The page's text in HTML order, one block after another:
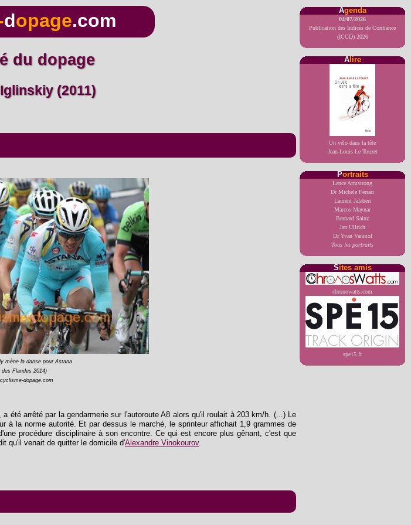
Agenda
04/07/2026
Publication des Indices de Confiance
(ICCD) 2026
Alire
Un vélo dans la tête
Jean-Louis Le Touzet
Portraits
Lance Armstrong
Dr Michele Ferrari
Laurent Jalabert
Marcos Maynar
Bernard Sainz
Jan Ullrich
Dr Yvan Vanmol
Tous les portraits
Sites amis
chronowatts.com
spe15.fr
dopage.com
du dopage
Iglinskiy (2011)
mène la danse pour Astana
des Flandes 2014)
dopage.com
été arrêté par la gendarmerie sur l'autoroute A8 alors qu'il roulait à 203 km/h. (...) Le
à la norme autorité. Et par dessus le marché, le sprinteur affichait 1,9 grammes de
procédure disciplinaire à son encontre. Ce qui est encore plus gênant, c'est que
qu'il venait de quitter le domicile d'Alexandre Vinokourov.